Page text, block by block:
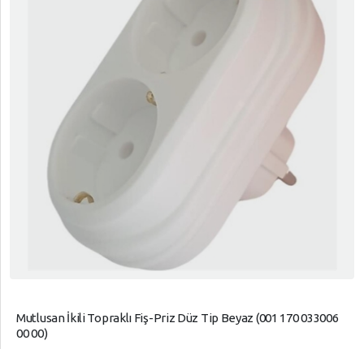
Mutlusan İkili Topraklı Fiş-Priz Düz Tip Beyaz (001 170 033006
00 00)